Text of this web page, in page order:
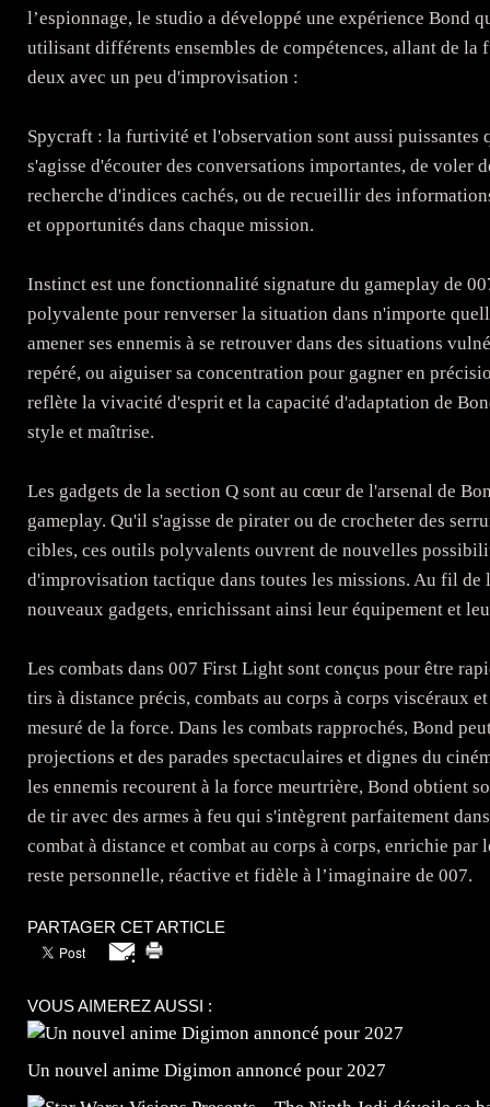
l’espionnage, le studio a développé une expérience Bond
utilisant différents ensembles de compétences, allant de
deux avec un peu d'improvisation :
Spycraft : la furtivité et l'observation sont aussi puissantes
s'agisse d'écouter des conversations importantes, de voler
recherche d'indices cachés, ou de recueillir des
et opportunités dans chaque mission.
Instinct est une fonctionnalité signature du gameplay de
polyvalente pour renverser la situation dans n'importe
amener ses ennemis à se retrouver dans des situations
repéré, ou aiguiser sa concentration pour gagner en
reflète la vivacité d'esprit et la capacité d'adaptation de
style et maîtrise.
Les gadgets de la section Q sont au cœur de l'arsenal de
gameplay. Qu'il s'agisse de pirater ou de crocheter des
cibles, ces outils polyvalents ouvrent de nouvelles
d'improvisation tactique dans toutes les missions. Au fil
nouveaux gadgets, enrichissant ainsi leur équipement et
Les combats dans 007 First Light sont conçus pour être
tirs à distance précis, combats au corps à corps viscéraux
mesuré de la force. Dans les combats rapprochés, Bond
projections et des parades spectaculaires et dignes du
les ennemis recourent à la force meurtrière, Bond obtient
de tir avec des armes à feu qui s'intègrent parfaitement
combat à distance et combat au corps à corps, enrichie
reste personnelle, réactive et fidèle à l’imaginaire de 007.
PARTAGER CET ARTICLE
VOUS AIMEREZ AUSSI :
Un nouvel anime Digimon annoncé pour 2027